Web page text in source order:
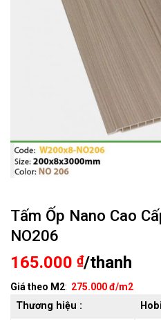
Tấm Ốp Nano Cao
NO206
165.000 ₫/thanh
Giá theo M2: 275.000 đ/m2
Thương hiệu :